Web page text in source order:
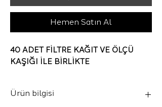
Hemen Satın Al
40 ADET FİLTRE KAĞIT VE ÖLÇÜ
KAŞIĞI İLE BİRLİKTE
Ürün bilgisi